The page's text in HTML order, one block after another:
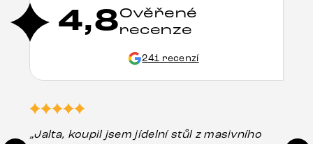
4,8Ověřené
recenze
241 recenzí
„Jalta, koupil jsem jídelní stůl z masivního